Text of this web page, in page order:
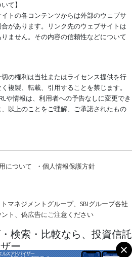
て】
トの各コンテンツからは外部のウェブサ
があります。リンク先のウェブサイトは
ません。その内容の信頼性などについて
の権利は当社またはライセンス提供を行
複製、転載、引用することを禁じます。
や情報は、利用者への予告なしに変更でき
以上のことをご理解、ご承諾されたもの
について ・ 個人情報保護方針
トマネジメントグループ、SBIグループ各社
ト、偽広告にご注意ください
検索・比較なら、投資信託
ー